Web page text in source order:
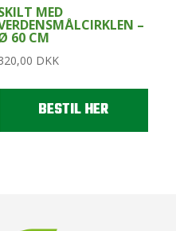
MED
–
60 CM
DKK
BESTIL HER